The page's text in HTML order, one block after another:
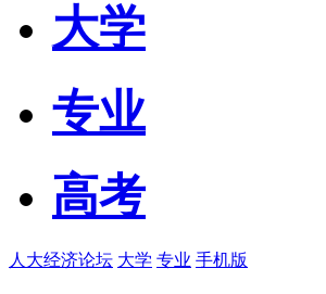
大学
专业
高考
人大经济论坛 大学 专业 手机版